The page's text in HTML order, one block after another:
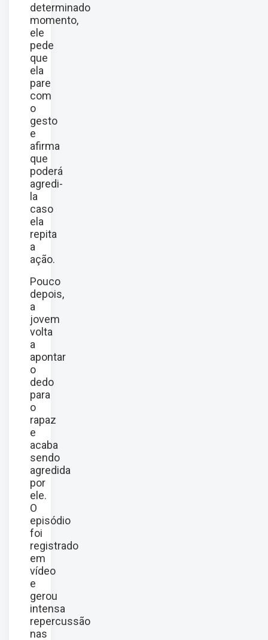
determinado
momento,
ele
pede
que
ela
pare
com
o
gesto
e
afirma
que
poderá
agredi-
la
caso
ela
repita
a
ação.
Pouco
depois,
a
jovem
volta
a
apontar
o
dedo
para
o
rapaz
e
acaba
sendo
agredida
por
ele.
O
episódio
foi
registrado
em
vídeo
e
gerou
intensa
repercussão
nas